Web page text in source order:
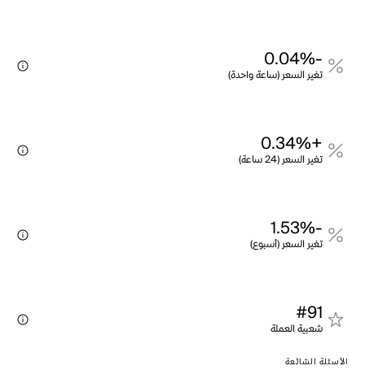
-0.04%
تغير السعر (ساعة واحدة)
+0.34%
تغير السعر (24 ساعة)
-1.53%
تغير السعر (أسبوع)
#91
شعبية العملة
الأسئلة الشائعة